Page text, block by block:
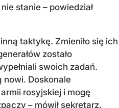
stanie – powiedział
taktykę. Zmieniło się ich
zostało
swoich zadań.
nowi. Doskonale
rosyjskiej i mogę
– mówił sekretarz.